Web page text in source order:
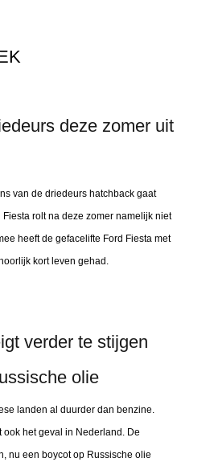
deze zomer uit
van de driedeurs hatchback gaat
rolt na deze zomer namelijk niet
heeft de gefacelifte Ford Fiesta met
kort leven gehad.
verder te stijgen
olie
landen al duurder dan benzine.
ook het geval in Nederland. De
nu een boycot op Russische olie